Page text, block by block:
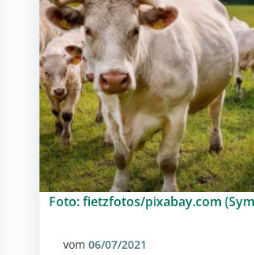
Foto: fietzfotos/pixabay.com
vom 06/07/2021